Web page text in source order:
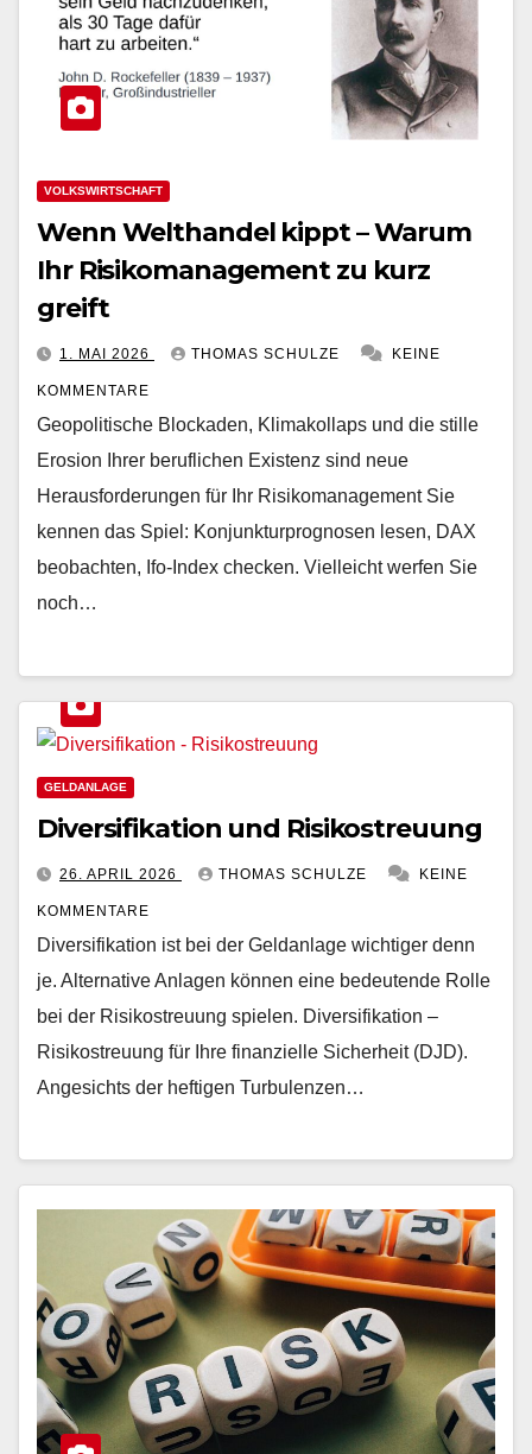
VOLKSWIRTSCHAFT
Wenn Welthandel kippt – Warum
Ihr Risikomanagement zu kurz
greift
1. MAI 2026 THOMAS SCHULZE KEINE
KOMMENTARE
Geopolitische Blockaden, Klimakollaps und die stille
Erosion Ihrer beruflichen Existenz sind neue
Herausforderungen für Ihr Risikomanagement Sie
kennen das Spiel: Konjunkturprognosen lesen, DAX
beobachten, Ifo-Index checken. Vielleicht werfen Sie
noch…
GELDANLAGE
Diversifikation und Risikostreuung
26. APRIL 2026 THOMAS SCHULZE KEINE
KOMMENTARE
Diversifikation ist bei der Geldanlage wichtiger denn
je. Alternative Anlagen können eine bedeutende Rolle
bei der Risikostreuung spielen. Diversifikation –
Risikostreuung für Ihre finanzielle Sicherheit (DJD).
Angesichts der heftigen Turbulenzen…